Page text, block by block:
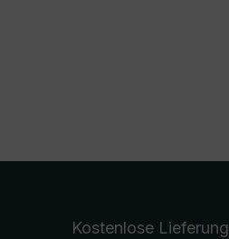
Kostenlose Lieferung